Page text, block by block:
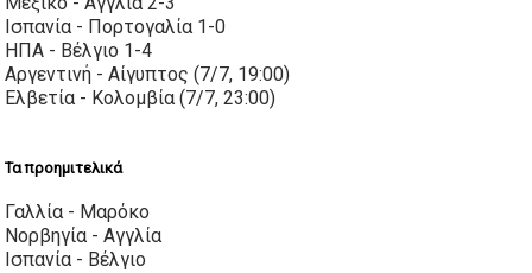
Ισπανία - Πορτογαλία 1-0
ΗΠΑ - Βέλγιο 1-4
Αργεντινή - Αίγυπτος (7/7, 19:00)
Ελβετία - Κολομβία (7/7, 23:00)
Τα προημιτελικά
Γαλλία - Μαρόκο
Νορβηγία - Αγγλία
Ισπανία - Βέλγιο